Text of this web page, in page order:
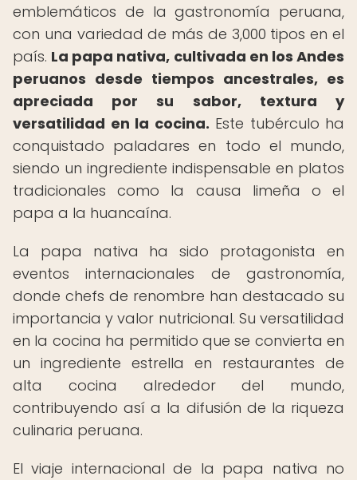
emblemáticos de la gastronomía peruana,
con una variedad de más de 3,000 tipos en el
país. La papa nativa, cultivada en los Andes
peruanos desde tiempos ancestrales, es
apreciada por su sabor, textura y
versatilidad en la cocina. Este tubérculo ha
conquistado paladares en todo el mundo,
siendo un ingrediente indispensable en platos
tradicionales como la causa limeña o el
papa a la huancaína.
La papa nativa ha sido protagonista en
eventos internacionales de gastronomía,
donde chefs de renombre han destacado su
importancia y valor nutricional. Su versatilidad
en la cocina ha permitido que se convierta en
un ingrediente estrella en restaurantes de
alta cocina alrededor del mundo,
contribuyendo así a la difusión de la riqueza
culinaria peruana.
El viaje internacional de la papa nativa no